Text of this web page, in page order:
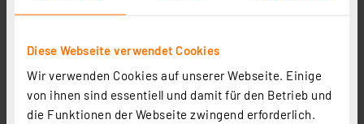
Diese Webseite verwendet Cookies
Wir verwenden Cookies auf unserer Webseite. Einige
von ihnen sind essentiell und damit für den Betrieb und
die Funktionen der Webseite zwingend erforderlich.
Artikel-Nr. 040341
2 3 4 5 (1)
6,95 €